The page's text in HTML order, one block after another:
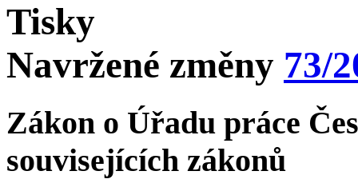
Tisky
Navržené změny 73/
Zákon o Úřadu práce
souvisejících zákonů